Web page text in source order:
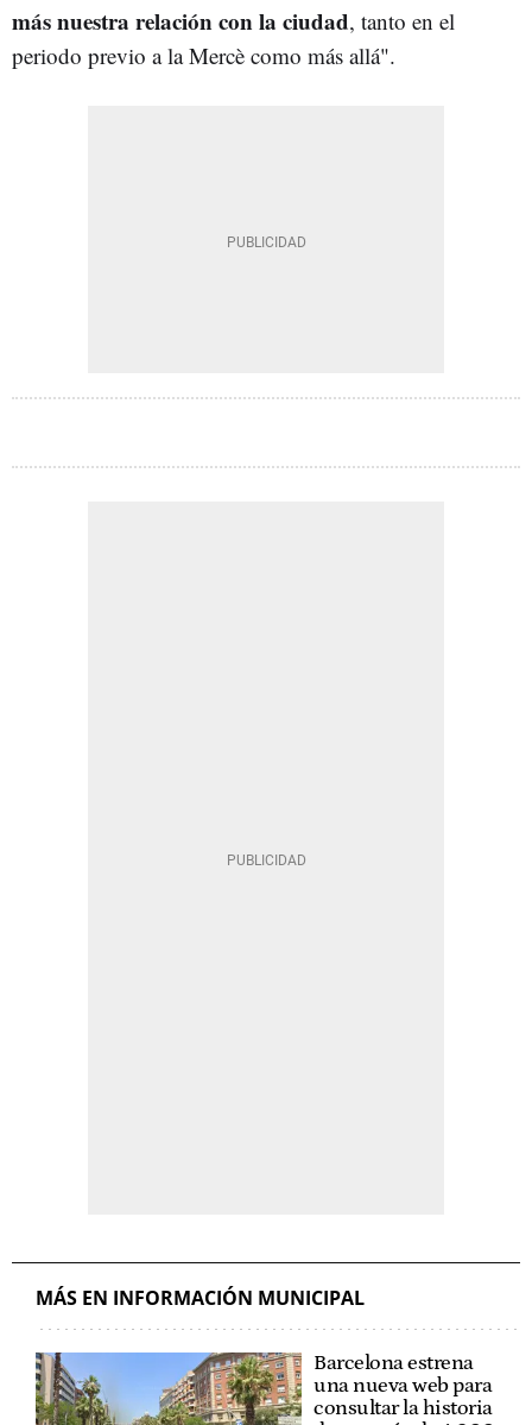
más nuestra relación con la ciudad, tanto en el
periodo previo a la Mercè como más allá".
MÁS EN INFORMACIÓN MUNICIPAL
Barcelona estrena
una nueva web para
consultar la historia